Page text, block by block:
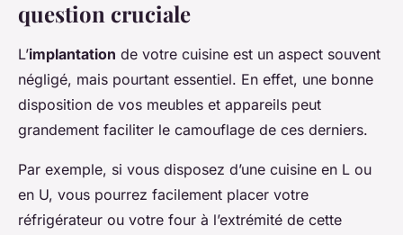
question cruciale
L’implantation de votre cuisine est un aspect souvent
négligé, mais pourtant essentiel. En effet, une bonne
disposition de vos meubles et appareils peut
grandement faciliter le camouflage de ces derniers.
Par exemple, si vous disposez d’une cuisine en L ou
en U, vous pourrez facilement placer votre
réfrigérateur ou votre four à l’extrémité de cette